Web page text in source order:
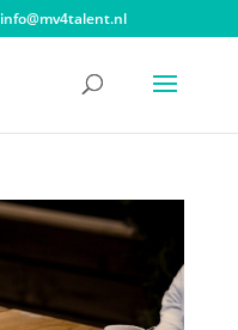
info@mv4talent.nl